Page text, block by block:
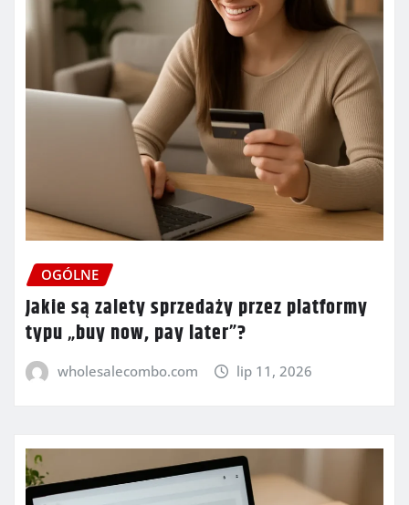
OGÓLNE
Jakie są zalety sprzedaży przez platformy
typu „buy now, pay later”?
wholesalecombo.com lip 11, 2026